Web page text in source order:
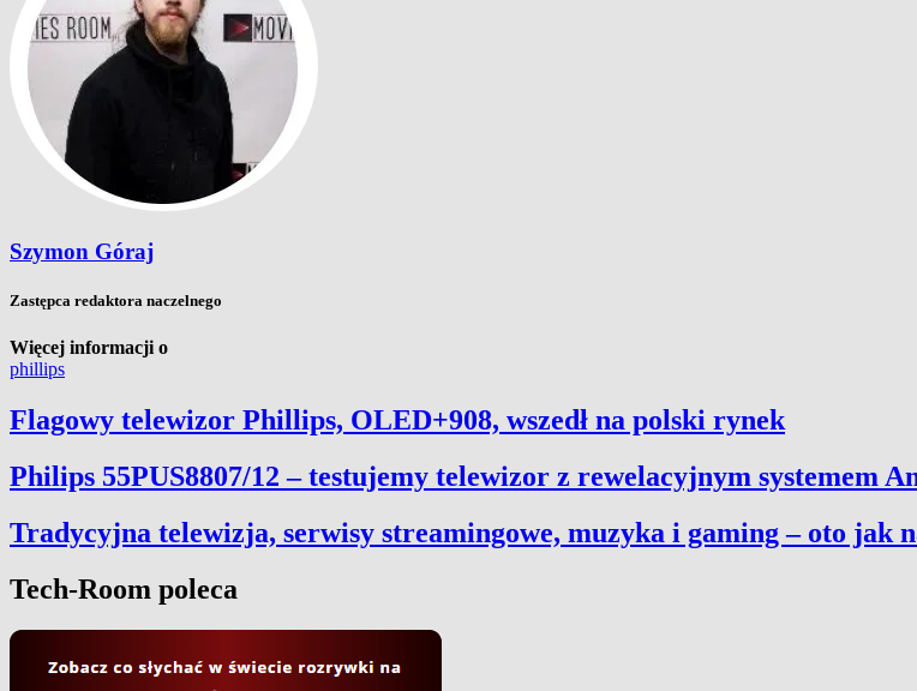
Szymon Góraj
Zastępca redaktora naczelnego
Więcej informacji o
phillips
Flagowy telewizor Phillips, OLED+908, wszedł na polski rynek
Philips 55PUS8807/12 – testujemy telewizor z rewelacyjnym systemem
Tradycyjna telewizja, serwisy streamingowe, muzyka i gaming – oto jak
Tech-Room poleca